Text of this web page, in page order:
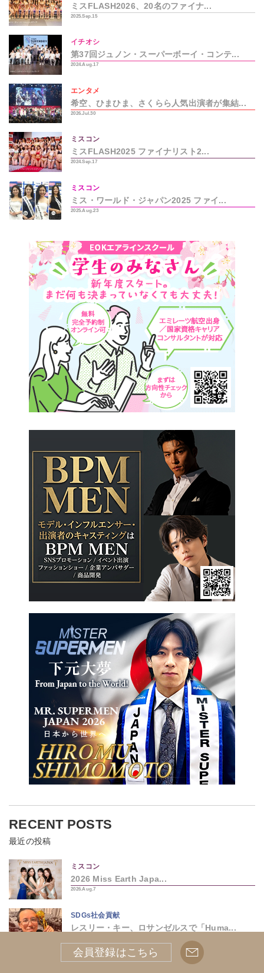
ミスFLASH2026、20名のファイナ...
2025.Sep.15
イチオシ
第37回ジュノン・スーパーボーイ・コンテ...
2024.Aug.17
エンタメ
希空、ひまひま、さくらら人気出演者が集結...
2026.Jul.30
ミスコン
ミスFLASH2025 ファイナリスト2...
2024.Sep.17
ミスコン
ミス・ワールド・ジャパン2025 ファイ...
2025.Aug.23
RECENT POSTS
最近の投稿
ミスコン
2026 Miss Earth Japa...
2026.Aug.7
SDGs社会貢献
レスリー・キー、ロサンゼルスで「Huma...
エンタメ
会員登録はこちら